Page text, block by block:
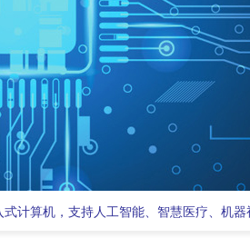
式计算机，支持人工智能、智慧医疗、机